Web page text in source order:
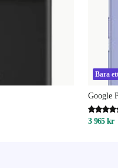
Bara
Google
3 965 kr